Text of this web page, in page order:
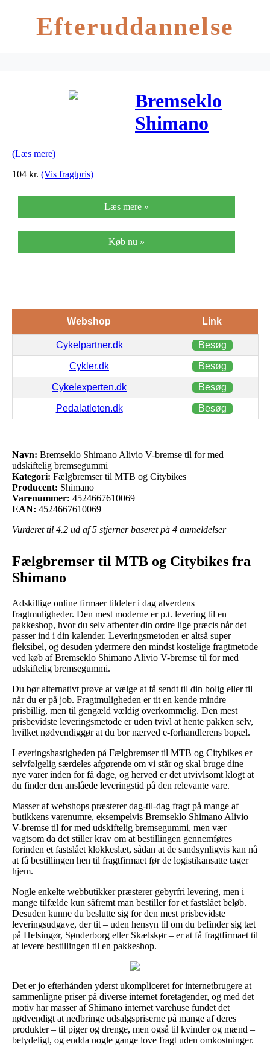
Efteruddannelse
Bremseklo
Shimano
med
udskiftelig
bremsegummi
(Læs mere)
104 kr. (Vis fragtpris)
Læs mere »
Køb nu »
Webshop Link
Cykelpartner.dk Besøg
Cykler.dk Besøg
Cykelexperten.dk Besøg
Pedalatleten.dk Besøg
Navn: Bremseklo Shimano Alivio V-bremse til for med
udskiftelig bremsegummi
Kategori: Fælgbremser til MTB og Citybikes
Producent: Shimano
Varenummer: 4524667610069
EAN: 4524667610069
Vurderet til 4.2 ud af 5 stjerner baseret på 4 anmeldelser
Fælgbremser til MTB og Citybikes fra
Shimano
Adskillige online firmaer tildeler i dag alverdens
fragtmuligheder. Den mest moderne er p.t. levering til en
pakkeshop, hvor du selv afhenter din ordre lige præcis når det
passer ind i din kalender. Leveringsmetoden er altså super
fleksibel, og desuden ydermere den mindst kostelige fragtmetode
ved køb af Bremseklo Shimano Alivio V-bremse til for med
udskiftelig bremsegummi.
Du bør alternativt prøve at vælge at få sendt til din bolig eller til
når du er på job. Fragtmuligheden er tit en kende mindre
prisbillig, men til gengæld vældig overkommelig. Den mest
prisbevidste leveringsmetode er uden tvivl at hente pakken selv,
hvilket nødvendiggør at du bor nærved e-forhandlerens bopæl.
Leveringshastigheden på Fælgbremser til MTB og Citybikes er
selvfølgelig særdeles afgørende om vi står og skal bruge dine
nye varer inden for få dage, og herved er det utvivlsomt klogt at
du finder den anslåede leveringstid på den relevante vare.
Masser af webshops præsterer dag-til-dag fragt på mange af
butikkens varenumre, eksempelvis Bremseklo Shimano Alivio
V-bremse til for med udskiftelig bremsegummi, men vær
vagtsom da det stiller krav om at bestillingen gennemføres
forinden et fastslået klokkeslæt, sådan at de sandsynligvis kan nå
at få bestillingen hen til fragtfirmaet før de logistikansatte tager
hjem.
Nogle enkelte webbutikker præsterer gebyrfri levering, men i
mange tilfælde kun såfremt man bestiller for et fastslået beløb.
Desuden kunne du beslutte sig for den mest prisbevidste
leveringsudgave, der tit – uden hensyn til om du befinder sig tæt
på Helsingør, Sønderborg eller Skælskør – er at få fragtfirmaet til
at levere bestillingen til en pakkeshop.
Det er jo efterhånden yderst ukompliceret for internetbrugere at
sammenligne priser på diverse internet foretagender, og med det
motiv har masser af Shimano internet varehuse fundet det
nødvendigt at nedbringe udsalgspriserne på mange af deres
produkter – til piger og drenge, men også til kvinder og mænd –
betydeligt, og endda nogle gange love fragt uden omkostninger.